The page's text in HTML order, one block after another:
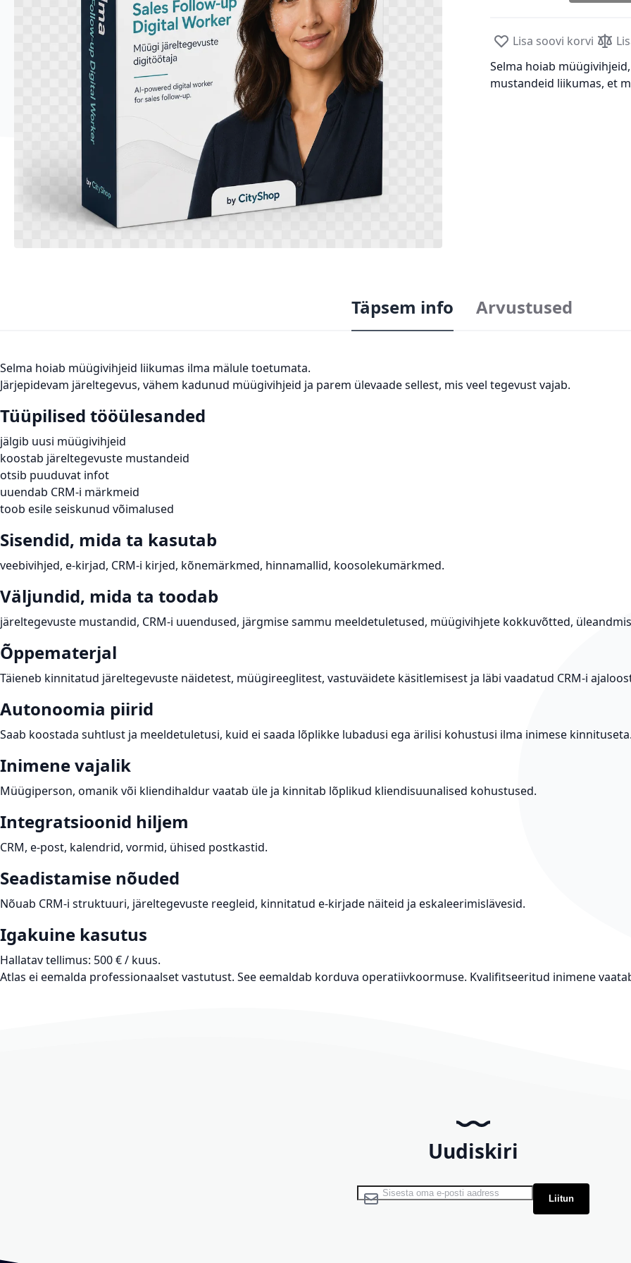
Lisa soovi korvi
Selma hoiab
mustandeid liikumas, et
Täpsem info
Selma hoiab müügivihjeid liikumas ilma mälule toetumata.
Järjepidevam järeltegevus, vähem kadunud müügivihjeid ja parem ülevaade sellest, mis veel tegevust vajab.
Tüüpilised tööülesanded
jälgib uusi müügivihjeid
koostab järeltegevuste mustandeid
otsib puuduvat infot
uuendab CRM-i märkmeid
toob esile seiskunud võimalused
Sisendid, mida ta kasutab
veebivihjed, e-kirjad, CRM-i kirjed, kõnemärkmed, hinnamallid, koosolekumärkmed.
Väljundid, mida ta toodab
järeltegevuste mustandid, CRM-i uuendused, järgmise sammu meeldetuletused, müügivihjete kokkuvõtted,
Õppematerjal
Täieneb kinnitatud järeltegevuste näidetest, müügireeglitest, vastuväidete käsitlemisest ja läbi vaadatud CRM-i
Autonoomia piirid
Saab koostada suhtlust ja meeldetuletusi, kuid ei saada lõplikke lubadusi ega ärilisi kohustusi ilma inimese
Inimene vajalik
Müügiperson, omanik või kliendihaldur vaatab üle ja kinnitab lõplikud kliendisuunalised kohustused.
Integratsioonid hiljem
CRM, e-post, kalendrid, vormid, ühised postkastid.
Seadistamise nõuded
Nõuab CRM-i struktuuri, järeltegevuste reegleid, kinnitatud e-kirjade näiteid ja eskaleerimislävesid.
Igakuine kasutus
Hallatav tellimus: 500 € / kuus.
Atlas ei eemalda professionaalset vastutust. See eemaldab korduva operatiivkoormuse. Kvalifitseeritud inimene
Arvustused
Uudiskiri
Liitu uudiskirjaga: Liitun